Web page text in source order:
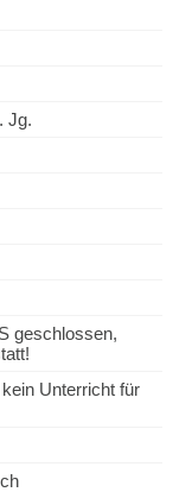
Jg.
geschlossen,
Unterricht für